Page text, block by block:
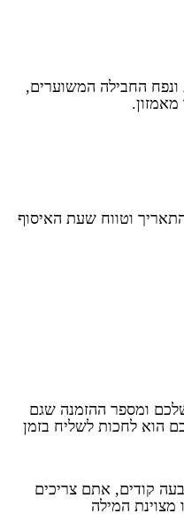
החבילה המשוערים,
וטווח שעת האיסוף
ומספר ההזמנה שגם
הוא לחכות לשליח בזמן
קודים, אתם צריכים
מצוינת המילה